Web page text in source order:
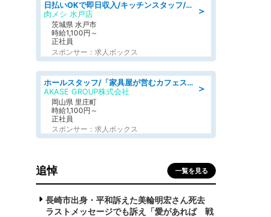
＞
日払いOKで即日収入/キッチンスタッフ/「原付免許必須」デリバリー業務など、自己成長可能な幅広い仕事に挑戦!髪型自由&ピアス・ネイルOK/茨城県/水戸市
肉メシ 水戸店
茨城県 水戸市
時給1,100円～
正社員
スポンサー：求人ボックス
＞
ホールスタッフ/「家具屋が営むカフェスタッフ!」週2日～OK!嬉しいまかない付き/岡山県/浅口郡里庄町
AKASE GROUP株式会社
岡山県 里庄町
時給1,100円～
正社員
スポンサー：求人ボックス
追悼 一覧を見る
長崎市出身・平和訴えた美輪明宏さん死去
ラストメッセージでも訴え「愛があれば 戦